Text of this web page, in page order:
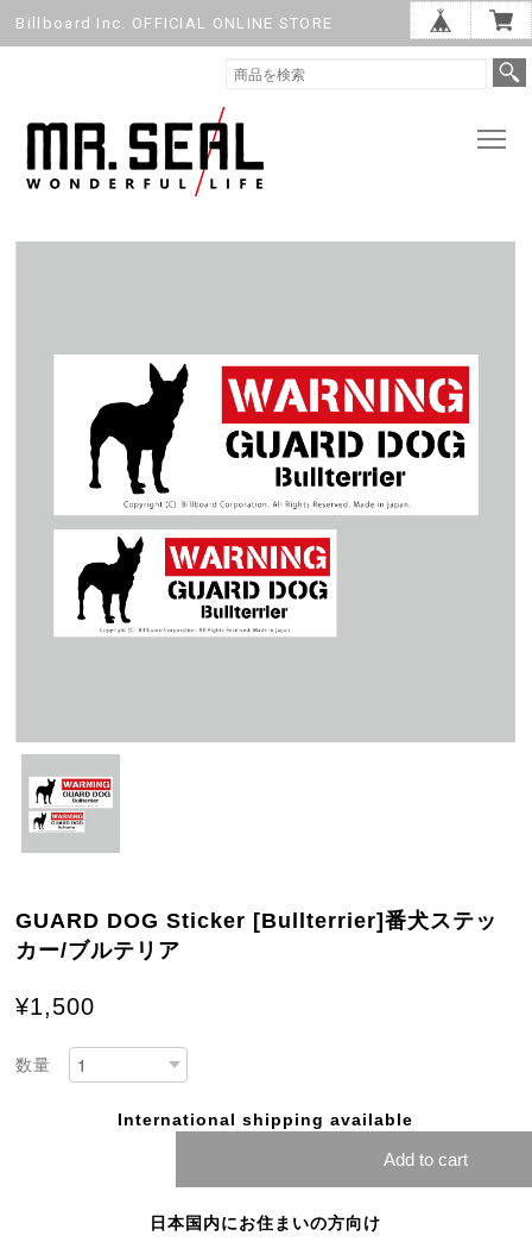
Billboard Inc. OFFICIAL ONLINE STORE
GUARD DOG Sticker [Bullterrier]番犬ステッ
カー/ブルテリア
¥1,500
数量
International shipping available
Add to cart
日本国内にお住まいの方向け